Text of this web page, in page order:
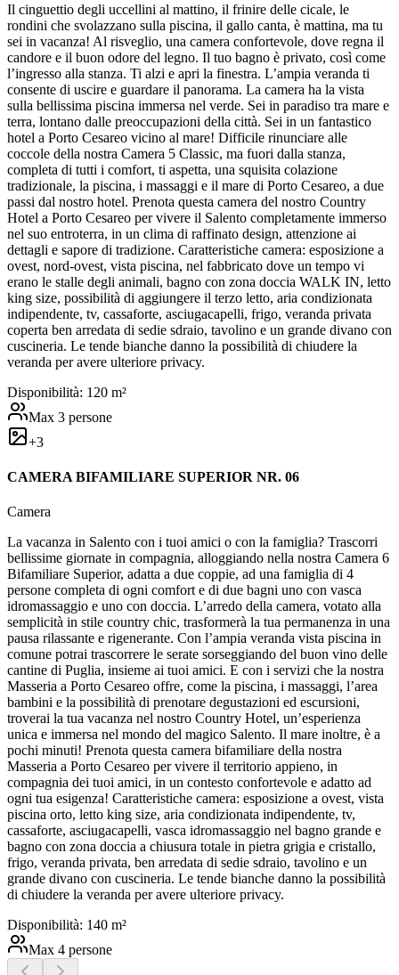
Il cinguettio degli uccellini al mattino, il frinire delle cicale, le
rondini che svolazzano sulla piscina, il gallo canta, è mattina, ma tu
sei in vacanza! Al risveglio, una camera confortevole, dove regna il
candore e il buon odore del legno. Il tuo bagno è privato, così come
l’ingresso alla stanza. Ti alzi e apri la finestra. L’ampia veranda ti
consente di uscire e guardare il panorama. La camera ha la vista
sulla bellissima piscina immersa nel verde. Sei in paradiso tra mare e
terra, lontano dalle preoccupazioni della città. Sei in un fantastico
hotel a Porto Cesareo vicino al mare! Difficile rinunciare alle
coccole della nostra Camera 5 Classic, ma fuori dalla stanza,
completa di tutti i comfort, ti aspetta, una squisita colazione
tradizionale, la piscina, i massaggi e il mare di Porto Cesareo, a due
passi dal nostro hotel. Prenota questa camera del nostro Country
Hotel a Porto Cesareo per vivere il Salento completamente immerso
nel suo entroterra, in un clima di raffinato design, attenzione ai
dettagli e sapore di tradizione. Caratteristiche camera: esposizione a
ovest, nord-ovest, vista piscina, nel fabbricato dove un tempo vi
erano le stalle degli animali, bagno con zona doccia WALK IN, letto
king size, possibilità di aggiungere il terzo letto, aria condizionata
indipendente, tv, cassaforte, asciugacapelli, frigo, veranda privata
coperta ben arredata di sedie sdraio, tavolino e un grande divano con
cuscineria. Le tende bianche danno la possibilità di chiudere la
veranda per avere ulteriore privacy.
Disponibilità: 1 20 m²
Max 3 persone
+3
CAMERA BIFAMILIARE SUPERIOR NR. 06
Camera
La vacanza in Salento con i tuoi amici o con la famiglia? Trascorri
bellissime giornate in compagnia, alloggiando nella nostra Camera 6
Bifamiliare Superior, adatta a due coppie, ad una famiglia di 4
persone completa di ogni comfort e di due bagni uno con vasca
idromassaggio e uno con doccia. L’arredo della camera, votato alla
semplicità in stile country chic, trasformerà la tua permanenza in una
pausa rilassante e rigenerante. Con l’ampia veranda vista piscina in
comune potrai trascorrere le serate sorseggiando del buon vino delle
cantine di Puglia, insieme ai tuoi amici. E con i servizi che la nostra
Masseria a Porto Cesareo offre, come la piscina, i massaggi, l’area
bambini e la possibilità di prenotare degustazioni ed escursioni,
troverai la tua vacanza nel nostro Country Hotel, un’esperienza
unica e immersa nel mondo del magico Salento. Il mare inoltre, è a
pochi minuti! Prenota questa camera bifamiliare della nostra
Masseria a Porto Cesareo per vivere il territorio appieno, in
compagnia dei tuoi amici, in un contesto confortevole e adatto ad
ogni tua esigenza! Caratteristiche camera: esposizione a ovest, vista
piscina orto, letto king size, aria condizionata indipendente, tv,
cassaforte, asciugacapelli, vasca idromassaggio nel bagno grande e
bagno con zona doccia a chiusura totale in pietra grigia e cristallo,
frigo, veranda privata, ben arredata di sedie sdraio, tavolino e un
grande divano con cuscineria. Le tende bianche danno la possibilità
di chiudere la veranda per avere ulteriore privacy.
Disponibilità: 140 m²
Max 4 persone